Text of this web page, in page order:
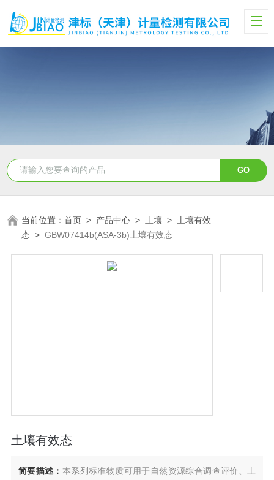
当前位置：首页 > 产品中心 > 土壤 > 土壤有效
态 >GBW07414b(ASA-3b)土壤有效态
土壤有效态
简要描述： 本系列标准物质可用于自然资源综合调查评价、土